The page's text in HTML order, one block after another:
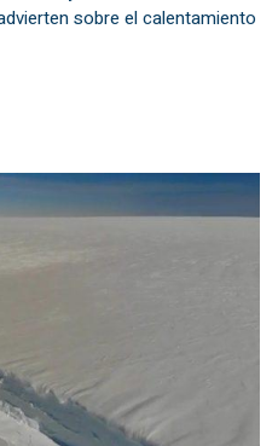
sobre el calentamiento